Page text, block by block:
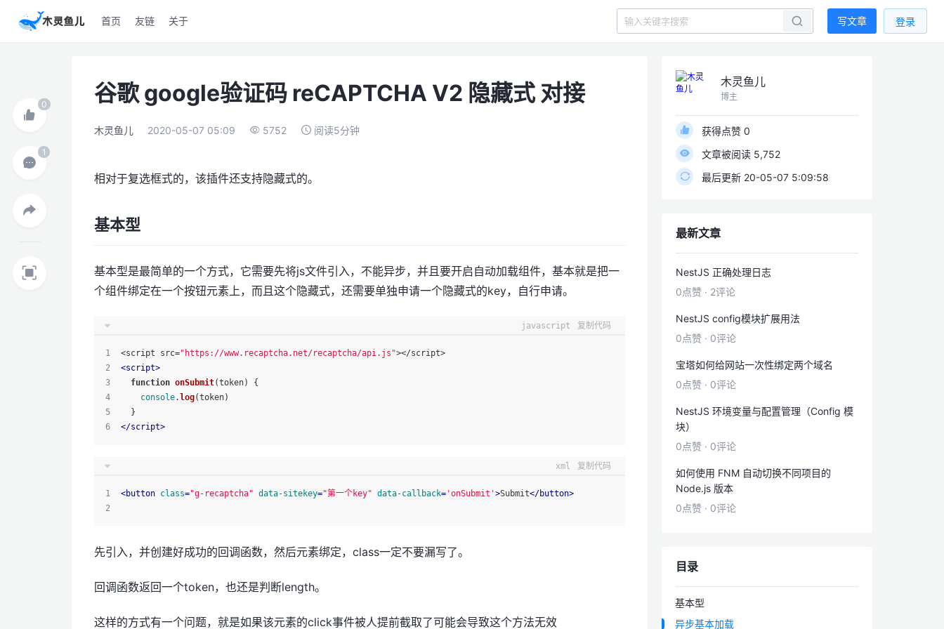
首页 友链 关于 写文章 登录
谷歌 google验证码 reCAPTCHA V2 隐藏式 对接
木灵鱼儿 2020-05-07 05:09 5752 阅读5分钟
相对于复选框式的，该插件还支持隐藏式的。
基本型
基本型是最简单的一个方式，它需要先将js文件引入，不能异步，并且要开启自动加载组件，基本就是把一
个组件绑定在一个按钮元素上，而且这个隐藏式，还需要单独申请一个隐藏式的key，自行申请。
javascript 复制代码
<script src="https://www.recaptcha.net/recaptcha/api.js"></script>
<script>
function onSubmit(token) {
console. log(token)
  }
</script>
xml 复制代码
<button class="g-recaptcha" data-sitekey="第一个key" data-callback= 'onSubmit'>Submit</button>
先引入，并创建好成功的回调函数，然后元素绑定，class一定不要漏写了。
回调函数返回一个token，也还是判断length。
这样的方式有一个问题，就是如果该元素的click事件被人提前截取了可能会导致这个方法无效
木灵鱼儿
博主
获得点赞 0
文章被阅读 5,752
最后更新 20-05-07 5:09:58
最新文章
NestJS 正确处理日志
0点赞 · 2评论
NestJS config模块扩展用法
0点赞 · 0评论
宝塔如何给网站一次性绑定两个域名
0点赞 · 0评论
NestJS 环境变量与配置管理（Config 模
块）
0点赞 · 0评论
如何使用 FNM 自动切换不同项目的
Node.js 版本
0点赞 · 0评论
目录
基本型
异步基本加载